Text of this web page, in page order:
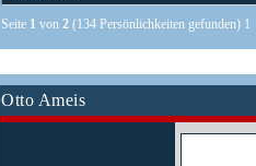
Seite 1 von 2 (134 Persönlichkeiten gefunden) 1
Otto Ameis